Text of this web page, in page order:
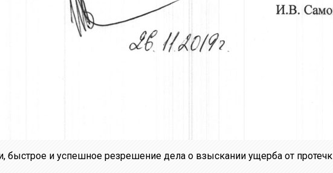
быстрое и успешное резрешение дела о взыскании ущерба от